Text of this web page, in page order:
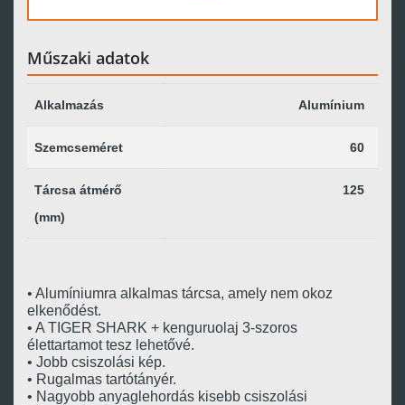
Műszaki adatok
Alkalmazás Alumínium
Szemcseméret 60
Tárcsa átmérő
(mm)
125
• Alumíniumra alkalmas tárcsa, amely nem okoz
elkenődést.
• A TIGER SHARK + kenguruolaj 3-szoros
élettartamot tesz lehetővé.
• Jobb csiszolási kép.
• Rugalmas tartótányér.
• Nagyobb anyaglehordás kisebb csiszolási